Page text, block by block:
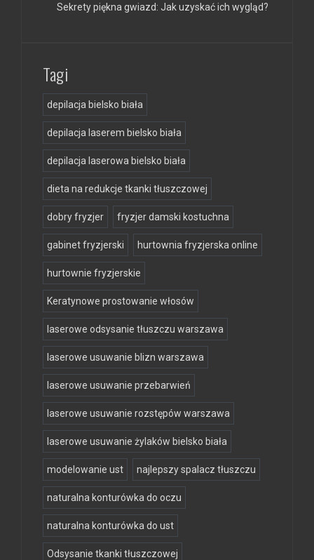
Sekrety piękna gwiazd: Jak uzyskać ich wygląd?
Tagi
depilacja bielsko biała
depilacja laserem bielsko biała
depilacja laserowa bielsko biała
dieta na redukcje tkanki tłuszczowej
dobry fryzjer fryzjer damski kostuchna
gabinet fryzjerski hurtownia fryzjerska online
hurtownie fryzjerskie
Keratynowe prostowanie włosów
laserowe odsysanie tłuszczu warszawa
laserowe usuwanie blizn warszawa
laserowe usuwanie przebarwień
laserowe usuwanie rozstępów warszawa
laserowe usuwanie żylaków bielsko biała
modelowanie ust najlepszy spalacz tłuszczu
naturalna konturówka do oczu
naturalna konturówka do ust
Odsysanie tkanki tłuszczowej